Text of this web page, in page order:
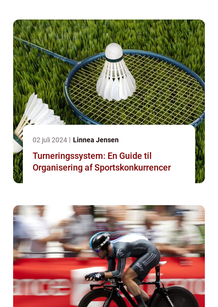
02 juli 2024 Linnea Jensen
Turneringssystem: En Guide til
Organisering af Sportskonkurrencer